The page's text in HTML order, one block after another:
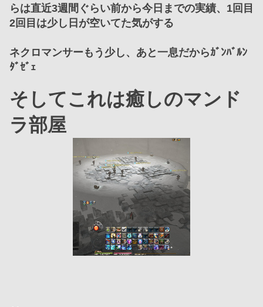
らは直近3週間ぐらい前から今日までの実績、1回目
2回目は少し日が空いてた気がする
ネクロマンサーもう少し、あと一息だからｶﾞﾝﾊﾞﾙﾝ
ﾀﾞｾﾞｪ
そしてこれは癒しのマンド
ラ部屋